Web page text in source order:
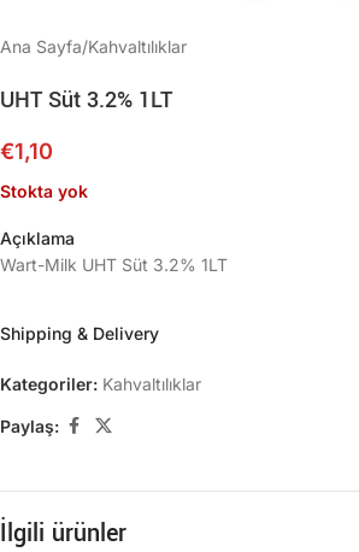
Ana Sayfa/Kahvaltılıklar
UHT Süt 3.2% 1LT
€1,10
Stokta yok
Açıklama
Wart-Milk UHT Süt 3.2% 1LT
Shipping & Delivery
Kategoriler: Kahvaltılıklar
Paylaş:
İlgili ürünler